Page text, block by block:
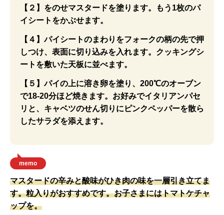
【２】をのせマスタードを塗ります。もう1枚のパ
イシートをかぶせます。
【４】パイシートのまわりをフォークの柄の先で押
しつけ、表面に切り込みを入れます。クッキングシ
ートを敷いた天板に並べます。
【５】パイの上に溶き卵を塗り、200℃のオーブン
で18-20分ほど焼きます。お好みでイタリアンパセ
リと、キャベツのせん切りにピンクペッパーを散ら
したサラダを添えます。
memo
マスタードの辛みと酸味がひき肉の味を一層引き立てま
す。粒入りがおすすめです。お子さまにはトマトケチャ
ップを。